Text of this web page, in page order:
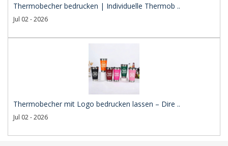
Thermobecher bedrucken | Individuelle Thermob ..
Jul 02 - 2026
Thermobecher mit Logo bedrucken lassen – Dire ..
Jul 02 - 2026